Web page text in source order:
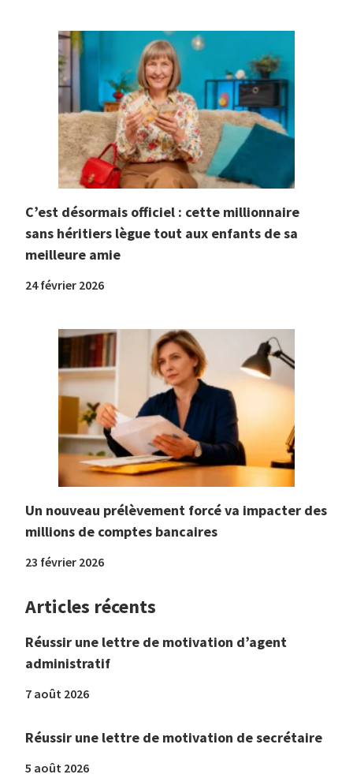
C’est désormais officiel : cette millionnaire
sans héritiers lègue tout aux enfants de sa
meilleure amie
24 février 2026
Un nouveau prélèvement forcé va impacter des
millions de comptes bancaires
23 février 2026
Articles récents
Réussir une lettre de motivation d’agent
administratif
7 août 2026
Réussir une lettre de motivation de secrétaire
5 août 2026